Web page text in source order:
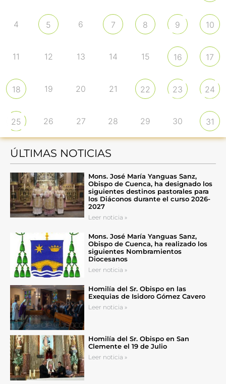
4 5 6 7 8 9 10
11 12 13 14 15 16 17
18 19 20 21 22 23 24
25 26 27 28 29 30 31
ÚLTIMAS NOTICIAS
Mons. José María Yanguas Sanz,
Obispo de Cuenca, ha designado los
siguientes destinos pastorales para
los Diáconos durante el curso 2026-
2027
Leer noticia »
Mons. José María Yanguas Sanz,
Obispo de Cuenca, ha realizado los
siguientes Nombramientos
Diocesanos
Leer noticia »
Homilía del Sr. Obispo en las
Exequias de Isidoro Gómez Cavero
Leer noticia »
Homilía del Sr. Obispo en San
Clemente el 19 de Julio
Leer noticia »